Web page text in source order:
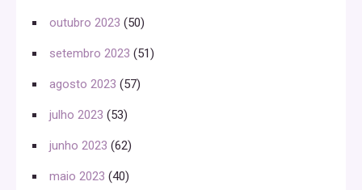
outubro 2023 (50)
setembro 2023 (51)
agosto 2023 (57)
julho 2023 (53)
junho 2023 (62)
maio 2023 (40)